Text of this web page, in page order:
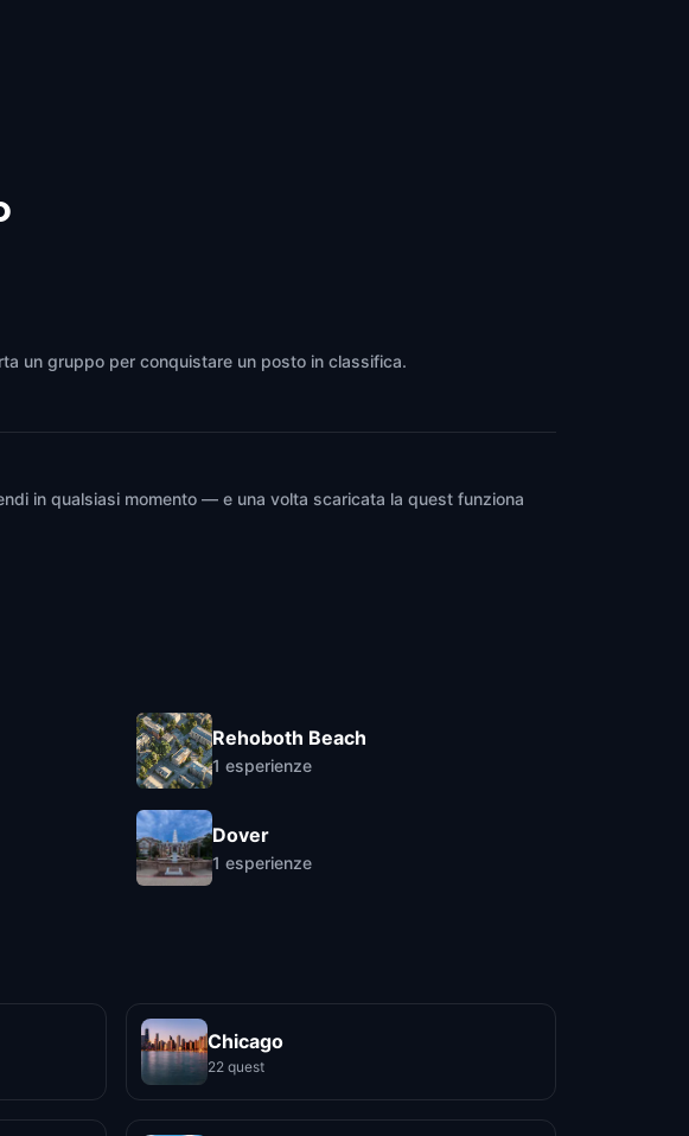
un gruppo per conquistare un posto in classifica.
in qualsiasi momento — e una volta scaricata la quest funziona
Rehoboth Beach
1 esperienze
Dover
1 esperienze
Chicago
22 quest